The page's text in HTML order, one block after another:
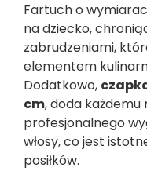
Fartuch o
na dziecko,
zabrudzeniami,
elementem
Dodatkowo,
cm, doda każdemu
profesjonalnego
włosy, co jest
posiłków.